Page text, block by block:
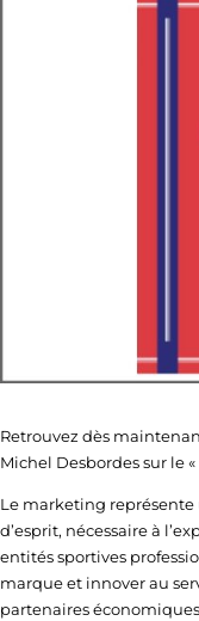
Retrouvez dès
Michel Desbordes sur le
Le marketing
d’esprit, nécessaire à
entités sportives
marque et innover au
partenaires